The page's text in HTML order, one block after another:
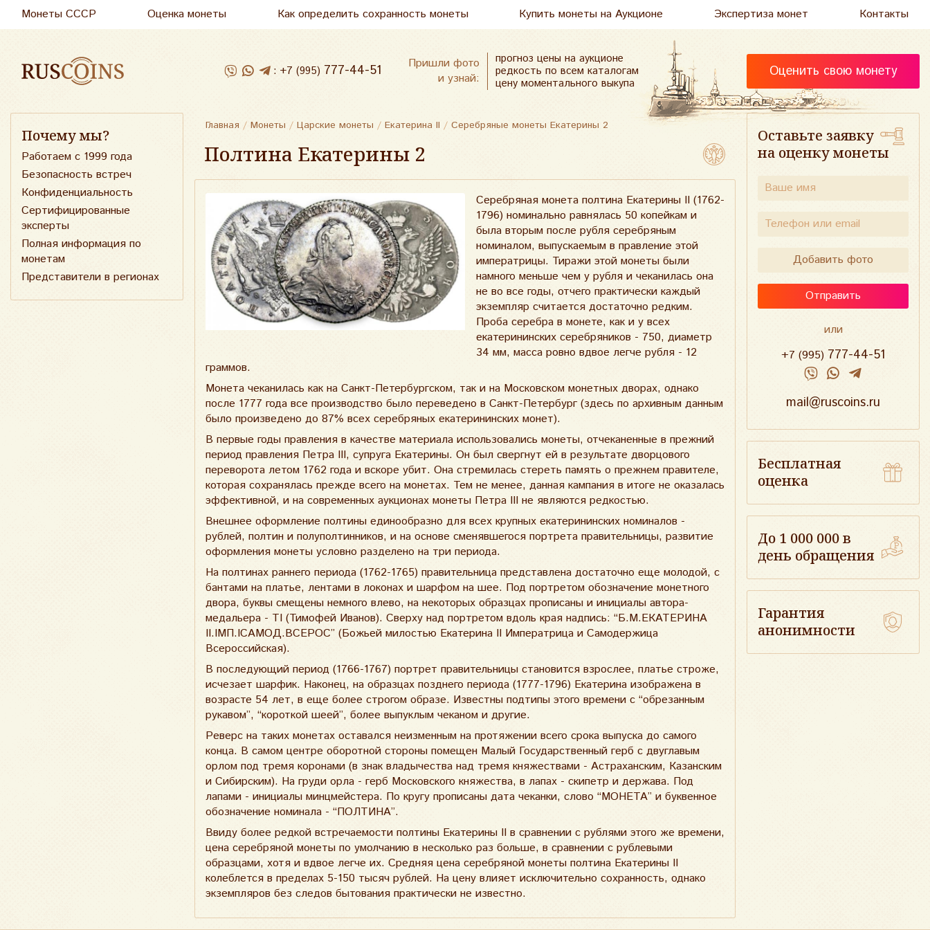
Монеты СССР Оценка монеты Как определить сохранность монеты Купить монеты на Аукционе Экспертиза монет Контакты
: +7 (995) 777-44-51
Пришли фото
и узнай:
прогноз цены на аукционе
редкость по всем каталогам
цену моментального выкупа
Оценить свою монету
Почему мы?
Работаем с 1999 года
Безопасность встреч
Конфиденциальность
Сертифицированные
эксперты
Полная информация по
монетам
Представители в регионах
Главная / Монеты / Царские монеты / Екатерина II / Серебряные монеты Екатерины 2
Полтина Екатерины 2
Серебряная монета полтина Екатерины II (1762-
1796) номинально равнялась 50 копейкам и
была вторым после рубля серебряным
номиналом, выпускаемым в правление этой
императрицы. Тиражи этой монеты были
намного меньше чем у рубля и чеканилась она
не во все годы, отчего практически каждый
экземпляр считается достаточно редким.
Проба серебра в монете, как и у всех
екатерининских серебряников - 750, диаметр
34 мм, масса ровно вдвое легче рубля - 12
граммов.
Монета чеканилась как на Санкт-Петербургском, так и на Московском монетных дворах, однако
после 1777 года все производство было переведено в Санкт-Петербург (здесь по архивным данным
было произведено до 87% всех серебряных екатерининских монет).
В первые годы правления в качестве материала использовались монеты, отчеканенные в прежний
период правления Петра III, супруга Екатерины. Он был свергнут ей в результате дворцового
переворота летом 1762 года и вскоре убит. Она стремилась стереть память о прежнем правителе,
которая сохранялась прежде всего на монетах. Тем не менее, данная кампания в итоге не оказалась
эффективной, и на современных аукционах монеты Петра III не являются редкостью.
Внешнее оформление полтины единообразно для всех крупных екатерининских номиналов -
рублей, полтин и полуполтинников, и на основе сменявшегося портрета правительницы, развитие
оформления монеты условно разделено на три периода.
На полтинах раннего периода (1762-1765) правительница представлена достаточно еще молодой, с
бантами на платье, лентами в локонах и шарфом на шее. Под портретом обозначение монетного
двора, буквы смещены немного влево, на некоторых образцах прописаны и инициалы автора-
медальера - ТI (Тимофей Иванов). Сверху над портретом вдоль края надпись: “Б.М.ЕКАТЕРИНА
II.IМП.IСАМОД.ВСЕРОС” (Божьей милостью Екатерина II Императрица и Самодержица
Всероссийская).
В последующий период (1766-1767) портрет правительницы становится взрослее, платье строже,
исчезает шарфик. Наконец, на образцах позднего периода (1777-1796) Екатерина изображена в
возрасте 54 лет, в еще более строгом образе. Известны подтипы этого времени с “обрезанным
рукавом”, “короткой шеей”, более выпуклым чеканом и другие.
Реверс на таких монетах оставался неизменным на протяжении всего срока выпуска до самого
конца. В самом центре оборотной стороны помещен Малый Государственный герб с двуглавым
орлом под тремя коронами (в знак владычества над тремя княжествами - Астраханским, Казанским
и Сибирским). На груди орла - герб Московского княжества, в лапах - скипетр и держава. Под
лапами - инициалы минцмейстера. По кругу прописаны дата чеканки, слово “МОНЕТА” и буквенное
обозначение номинала - “ПОЛТИНА”.
Ввиду более редкой встречаемости полтины Екатерины II в сравнении с рублями этого же времени,
цена серебряной монеты по умолчанию в несколько раз больше, в сравнении с рублевыми
образцами, хотя и вдвое легче их. Средняя цена серебряной монеты полтина Екатерины II
колеблется в пределах 5-150 тысяч рублей. На цену влияет исключительно сохранность, однако
экземпляров без следов бытования практически не известно.
Оставьте заявку
на оценку монеты
Добавить фото
Отправить
или
+7 (995) 777-44-51
mail@ruscoins.ru
Бесплатная
оценка
До 1 000 000 в
день обращения
Гарантия
анонимности